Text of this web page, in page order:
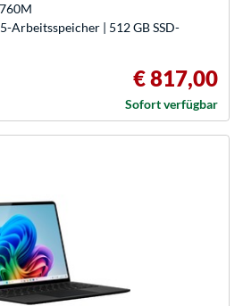
Arbeitsspeicher | 512 GB SSD-
€ 817,00
Sofort verfügbar